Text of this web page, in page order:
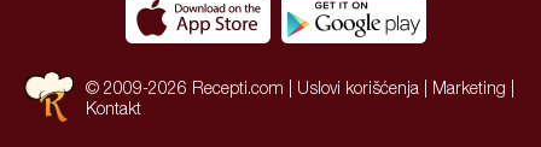
© 2009-2026 Recepti.com | Uslovi korišćenja Marketing
Kontakt